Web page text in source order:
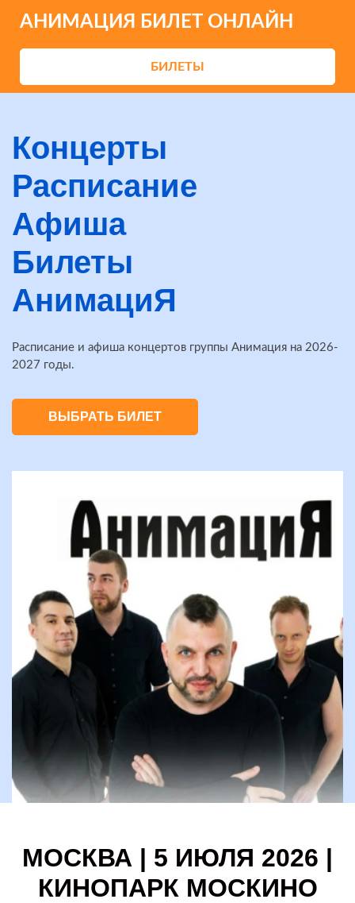
АНИМАЦИЯ БИЛЕТ ОНЛАЙН
БИЛЕТЫ
Концерты
Расписание
Афиша
Билеты
АнимациЯ
Расписание и афиша концертов группы Анимация на 2026-
2027 годы.
ВЫБРАТЬ БИЛЕТ
МОСКВА | 5 ИЮЛЯ 2026 |
КИНОПАРК МОСКИНО